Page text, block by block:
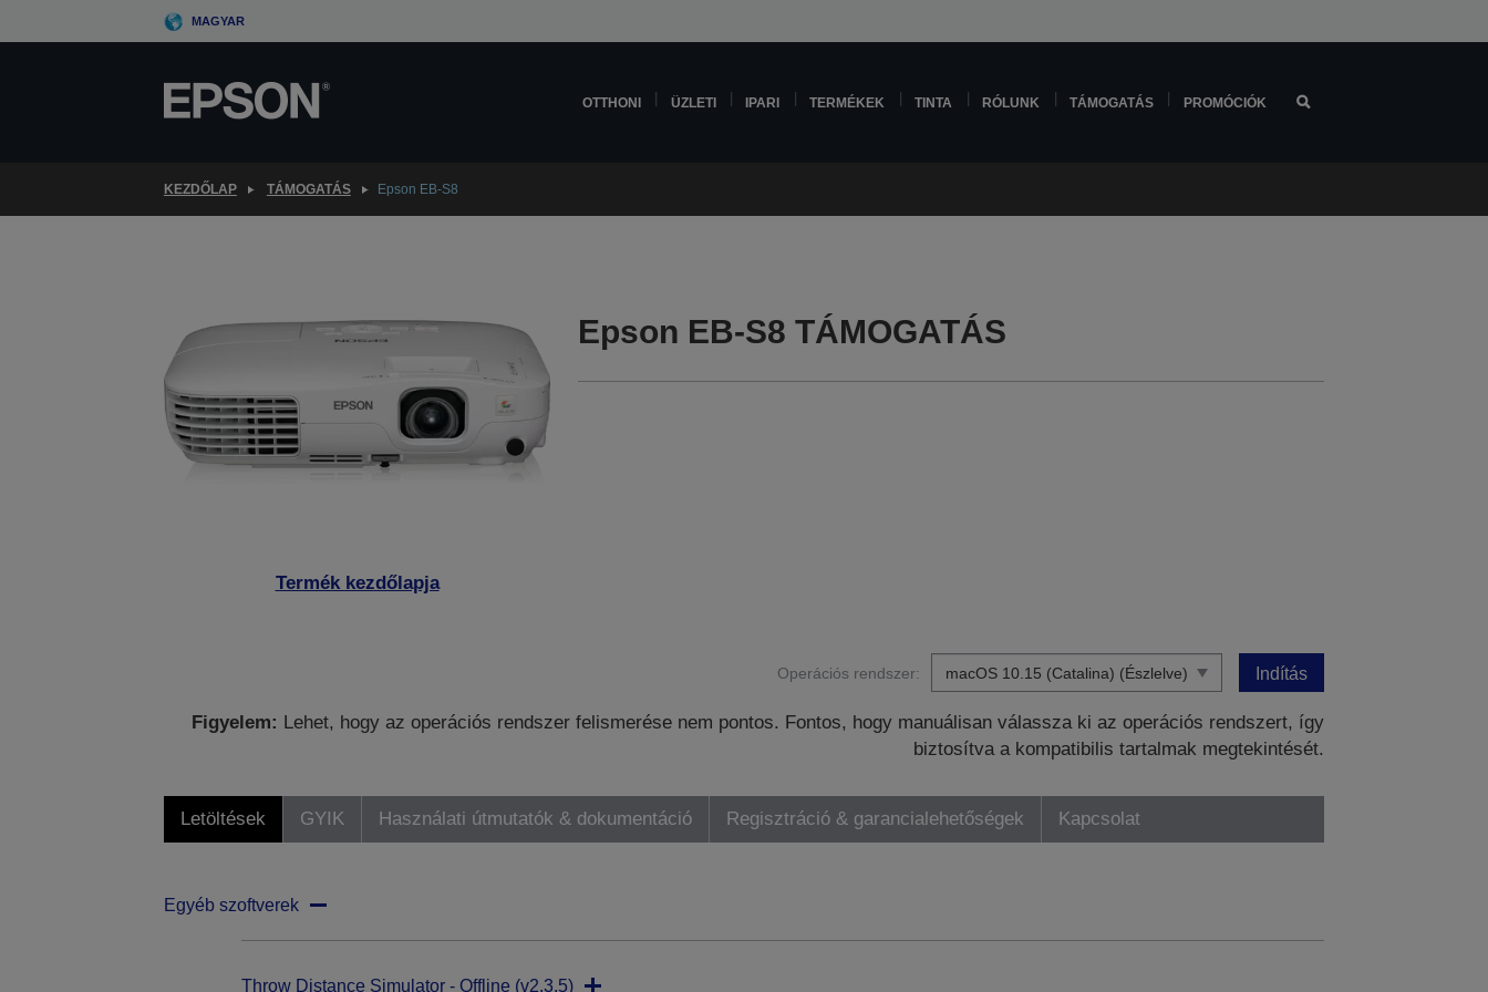
to
MAGYAR
OTTHONI ÜZLETI IPARI TERMÉKEK TINTA RÓLUNK TÁMOGATÁS PROMÓCIÓK
KEZDŐLAP TÁMOGATÁS Epson EB-S8
Termék kezdőlapja
Epson EB-S8 TÁMOGATÁS
Operációs rendszer: Indítás
Figyelem: Lehet, hogy az operációs rendszer felismerése nem pontos. Fontos, hogy manuálisan válassza ki az operációs rendszert, így
biztosítva a kompatibilis tartalmak megtekintését.
Letöltések GYIK Használati útmutatók & dokumentáció Regisztráció & garancialehetőségek Kapcsolat
Egyéb szoftverek
Throw Distance Simulator - Offline (v2.3.5)